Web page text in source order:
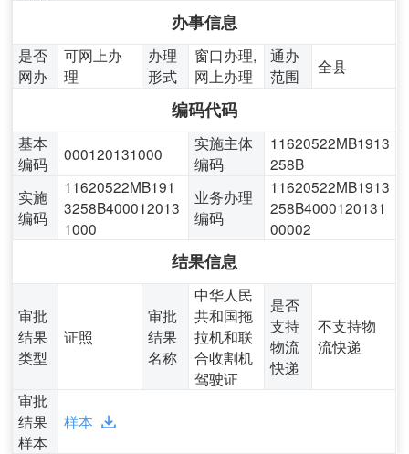
办事信息
是否
网办
可网上办
理
办理
形式
窗口办理,
网上办理
通办
范围
全县
编码代码
基本
编码
000120131000
实施主体
编码
11620522MB1913
258B
实施
编码
11620522MB191
3258B400012013
1000
业务办理
编码
11620522MB1913
258B4000120131
00002
结果信息
审批
结果
类型
证照
审批
结果
名称
中华人民
共和国拖
拉机和联
合收割机
驾驶证
是否
支持
物流
快递
不支持物
流快递
审批
结果
样本
样本